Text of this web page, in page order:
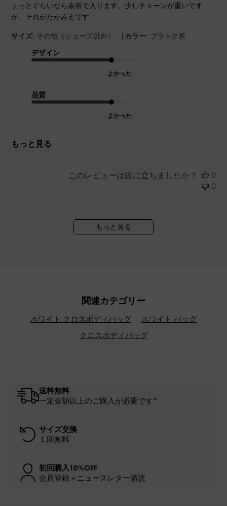
ょっとぐらいなら余裕で入ります。少しチェーンが重いです
が、それがたかみえです
サイズ: その他（シューズ以外） | カラー: ブラック系
デザイン
よかった
品質
よかった
もっと見る
このレビューは役に立ちましたか？
0
0
もっと見る
関連カテゴリー
ホワイト クロスボディバッグ
ホワイト バッグ
クロスボディバッグ
送料無料
一定金額以上のご購入が必要です*
サイズ交換
１回無料
初回購入10%OFF
会員登録＋ニュースレター購読